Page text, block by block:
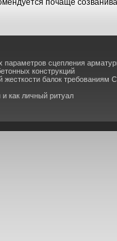
почаще
параметров сцепления
конструкций
жесткости балок требованиям
как личный ритуал